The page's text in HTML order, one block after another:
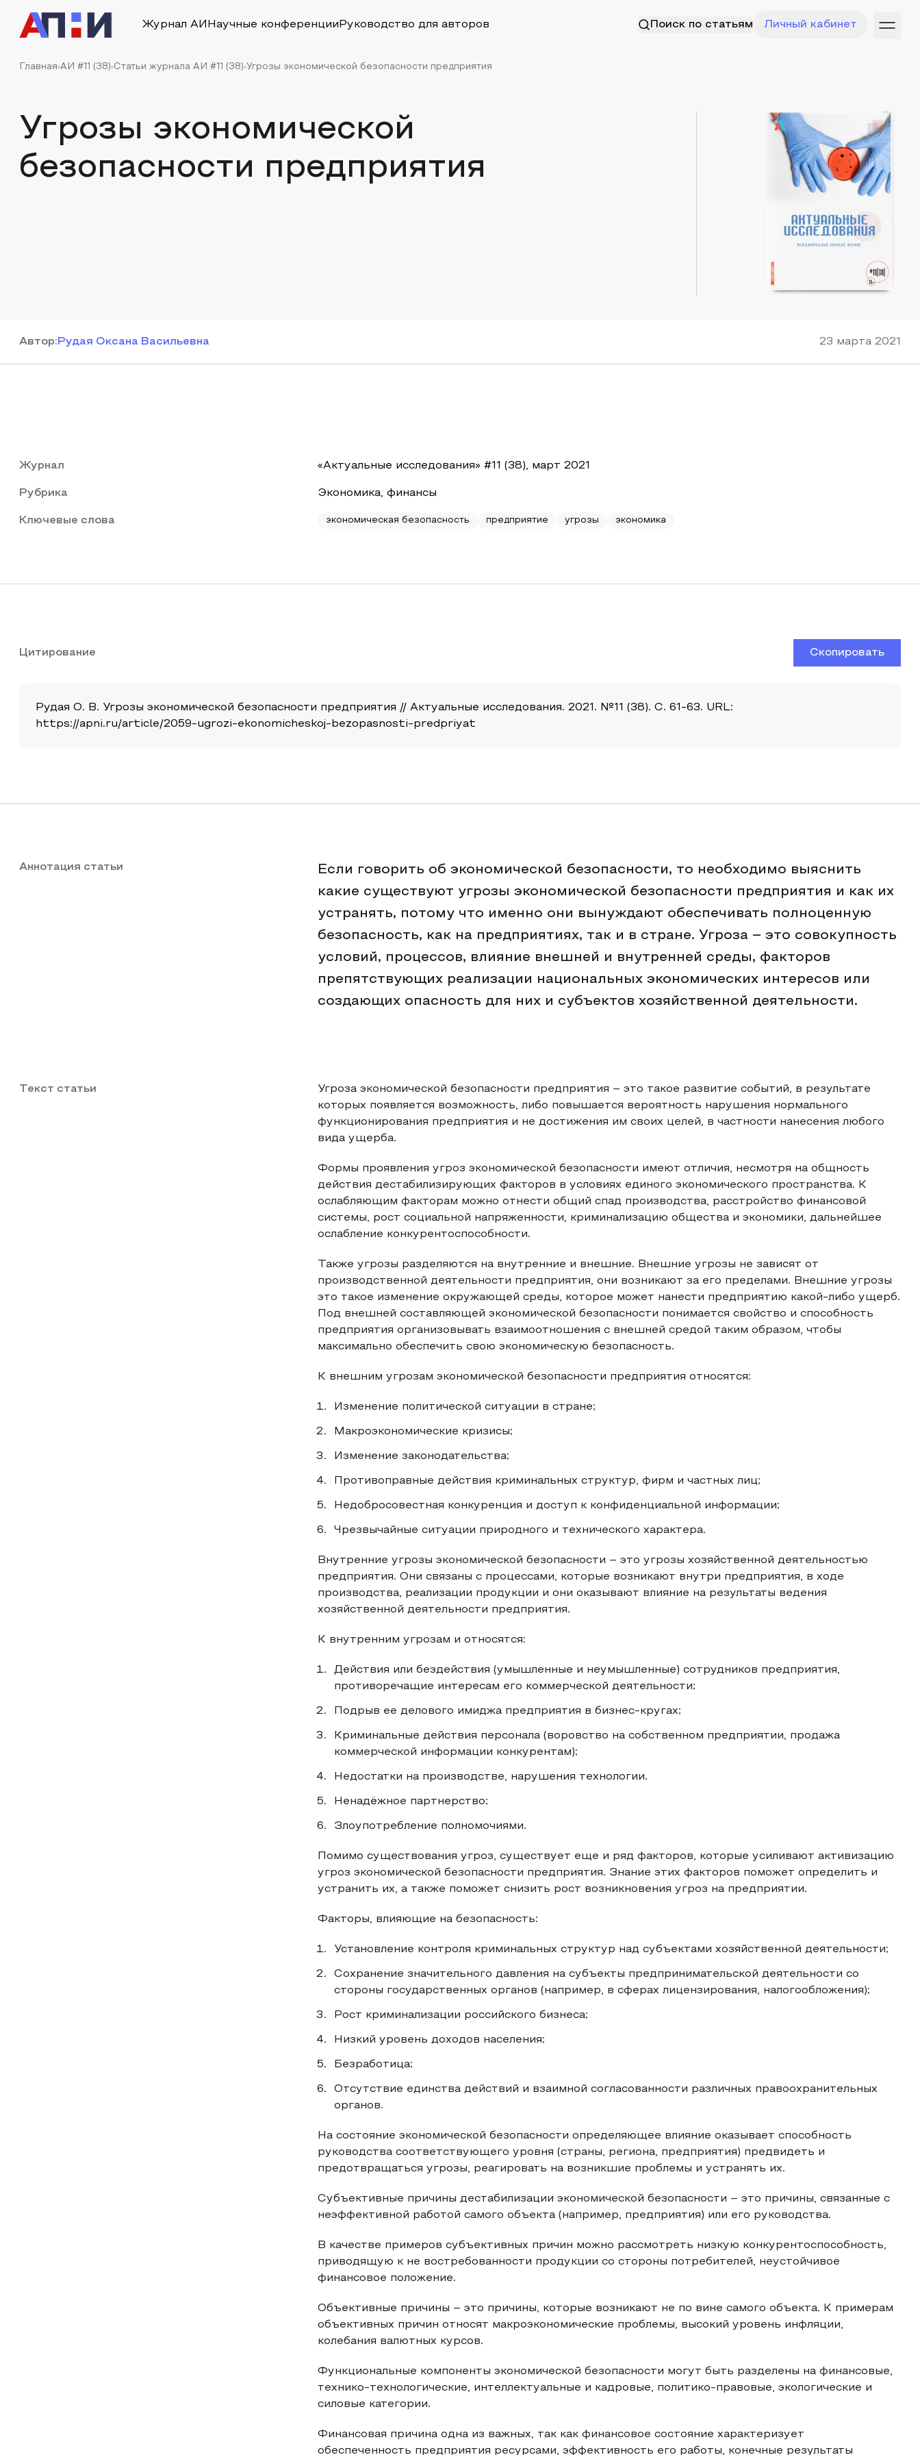
Журнал АИ Научные конференции Руководство для авторов Поиск по статьям Личный кабинет
Главная АИ #11 (38) Статьи журнала АИ #11 (38) Угрозы экономической безопасности предприятия
Угрозы экономической
безопасности предприятия
Автор: Рудая Оксана Васильевна 23 марта 2021
Журнал «Актуальные исследования» #11 (38), март 2021
Рубрика Экономика, финансы
Ключевые слова экономическая безопасность предприятие угрозы экономика
Цитирование Скопировать
Рудая О. В. Угрозы экономической безопасности предприятия // Актуальные исследования. 2021. №11 (38). С. 61-63. URL:
https://apni.ru/article/2059-ugrozi-ekonomicheskoj-bezopasnosti-predpriyat
Аннотация статьи
Если говорить об экономической безопасности, то необходимо выяснить
какие существуют угрозы экономической безопасности предприятия и как их
устранять, потому что именно они вынуждают обеспечивать полноценную
безопасность, как на предприятиях, так и в стране. Угроза – это совокупность
условий, процессов, влияние внешней и внутренней среды, факторов
препятствующих реализации национальных экономических интересов или
создающих опасность для них и субъектов хозяйственной деятельности.
Текст статьи
Угроза экономической безопасности предприятия – это такое развитие событий, в результате
которых появляется возможность, либо повышается вероятность нарушения нормального
функционирования предприятия и не достижения им своих целей, в частности нанесения любого
вида ущерба.
Формы проявления угроз экономической безопасности имеют отличия, несмотря на общность
действия дестабилизирующих факторов в условиях единого экономического пространства. К
ослабляющим факторам можно отнести общий спад производства, расстройство финансовой
системы, рост социальной напряженности, криминализацию общества и экономики, дальнейшее
ослабление конкурентоспособности.
Также угрозы разделяются на внутренние и внешние. Внешние угрозы не зависят от
производственной деятельности предприятия, они возникают за его пределами. Внешние угрозы
это такое изменение окружающей среды, которое может нанести предприятию какой-либо ущерб.
Под внешней составляющей экономической безопасности понимается свойство и способность
предприятия организовывать взаимоотношения с внешней средой таким образом, чтобы
максимально обеспечить свою экономическую безопасность.
К внешним угрозам экономической безопасности предприятия относятся:
Изменение политической ситуации в стране;
Макроэкономические кризисы;
Изменение законодательства;
Противоправные действия криминальных структур, фирм и частных лиц;
Недобросовестная конкуренция и доступ к конфиденциальной информации;
Чрезвычайные ситуации природного и технического характера.
Внутренние угрозы экономической безопасности – это угрозы хозяйственной деятельностью
предприятия. Они связаны с процессами, которые возникают внутри предприятия, в ходе
производства, реализации продукции и они оказывают влияние на результаты ведения
хозяйственной деятельности предприятия.
К внутренним угрозам и относятся:
Действия или бездействия (умышленные и неумышленные) сотрудников предприятия,
противоречащие интересам его коммерческой деятельности;
Подрыв ее делового имиджа предприятия в бизнес-кругах;
Криминальные действия персонала (воровство на собственном предприятии, продажа
коммерческой информации конкурентам);
Недостатки на производстве, нарушения технологии.
Ненадёжное партнерство;
Злоупотребление полномочиями.
Помимо существования угроз, существует еще и ряд факторов, которые усиливают активизацию
угроз экономической безопасности предприятия. Знание этих факторов поможет определить и
устранить их, а также поможет снизить рост возникновения угроз на предприятии.
Факторы, влияющие на безопасность:
Установление контроля криминальных структур над субъектами хозяйственной деятельности;
Сохранение значительного давления на субъекты предпринимательской деятельности со
стороны государственных органов (например, в сферах лицензирования, налогообложения);
Рост криминализации российского бизнеса;
Низкий уровень доходов населения;
Безработица;
Отсутствие единства действий и взаимной согласованности различных правоохранительных
органов.
На состояние экономической безопасности определяющее влияние оказывает способность
руководства соответствующего уровня (страны, региона, предприятия) предвидеть и
предотвращаться угрозы, реагировать на возникшие проблемы и устранять их.
Субъективные причины дестабилизации экономической безопасности – это причины, связанные с
неэффективной работой самого объекта (например, предприятия) или его руководства.
В качестве примеров субъективных причин можно рассмотреть низкую конкурентоспособность,
приводящую к не востребованности продукции со стороны потребителей, неустойчивое
финансовое положение.
Объективные причины – это причины, которые возникают не по вине самого объекта. К примерам
объективных причин относят макроэкономические проблемы, высокий уровень инфляции,
колебания валютных курсов.
Функциональные компоненты экономической безопасности могут быть разделены на финансовые,
технико-технологические, интеллектуальные и кадровые, политико-правовые, экологические и
силовые категории.
Финансовая причина одна из важных, так как финансовое состояние характеризует
обеспеченность предприятия ресурсами, эффективность его работы, конечные результаты